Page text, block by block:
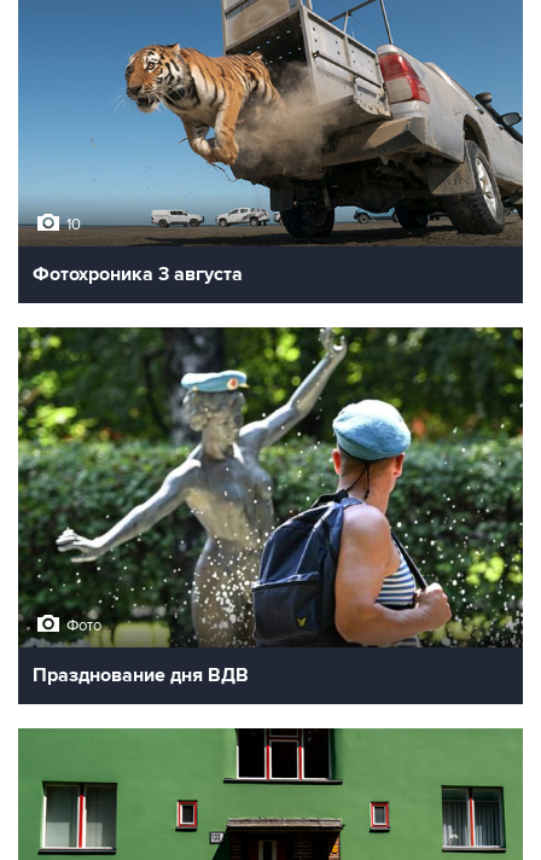
10
Фотохроника 3 августа
Фото
Празднование дня ВДВ